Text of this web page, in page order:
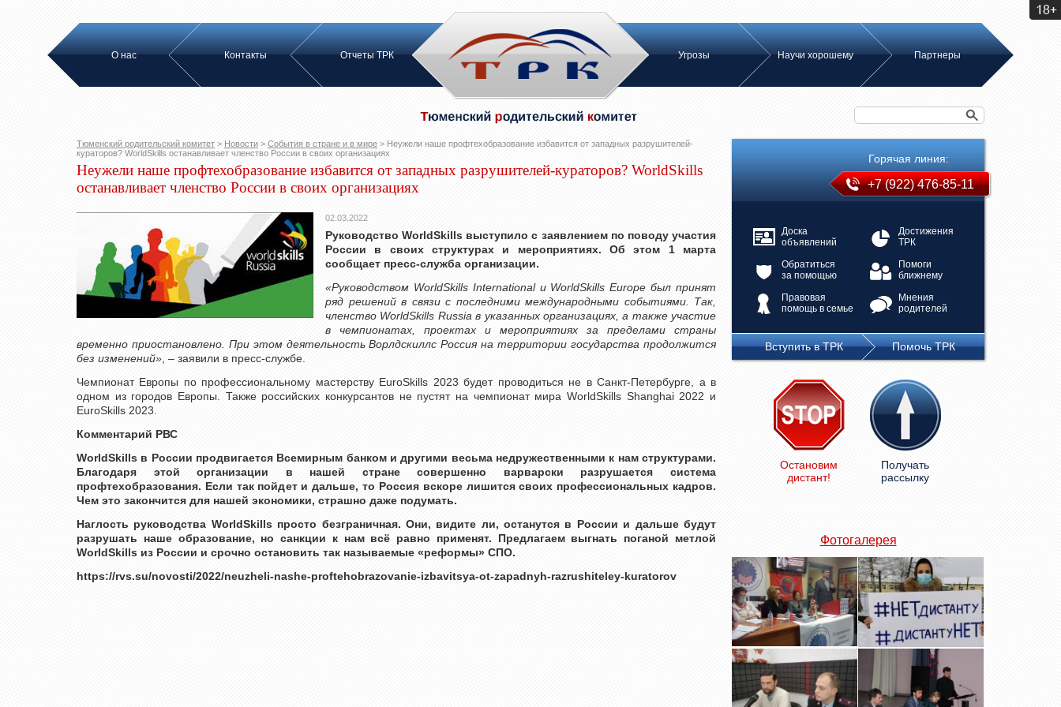
О нас Контакты Отчеты ТРК Угрозы Научи хорошему Партнеры
Тюменский родительский комитет > Новости > События в стране и в мире > Неужели наше профтехобразование избавится от западных разрушителей-
кураторов? WorldSkills останавливает членство России в своих организациях
Неужели наше профтехобразование избавится от западных разрушителей-кураторов? WorldSkills
останавливает членство России в своих организациях
02.03.2022
Руководство WorldSkills выступило с заявлением по поводу участия
России в своих структурах и мероприятиях. Об этом 1 марта
сообщает пресс-служба организации.
«Руководством WorldSkills International и WorldSkills Europe был принят
ряд решений в связи с последними международными событиями. Так,
членство WorldSkills Russia в указанных организациях, а также участие
в чемпионатах, проектах и мероприятиях за пределами страны
временно приостановлено. При этом деятельность Ворлдскиллс Россия на территории государства продолжится
без изменений» , – заявили в пресс-службе.
Чемпионат Европы по профессиональному мастерству EuroSkills 2023 будет проводиться не в Санкт-Петербурге, а в
одном из городов Европы. Также российских конкурсантов не пустят на чемпионат мира WorldSkills Shanghai 2022 и
EuroSkills 2023.
Комментарий РВС
WorldSkills в России продвигается Всемирным банком и другими весьма недружественными к нам структурами.
Благодаря этой организации в нашей стране совершенно варварски разрушается система
профтехобразования. Если так пойдет и дальше, то Россия вскоре лишится своих профессиональных кадров.
Чем это закончится для нашей экономики, страшно даже подумать.
Наглость руководства WorldSkills просто безграничная. Они, видите ли, останутся в России и дальше будут
разрушать наше образование, но санкции к нам всё равно применят. Предлагаем выгнать поганой метлой
WorldSkills из России и срочно остановить так называемые «реформы» СПО.
https://rvs.su/novosti/2022/neuzheli-nashe-proftehobrazovanie-izbavitsya-ot-zapadnyh-razrushiteley-kuratorov
Горячая линия:
+7 (922) 476-85-11
Доска
объявлений
Достижения
ТРК
Обратиться
за помощью
Помоги
ближнему
Правовая
помощь в семье
Мнения
родителей
Вступить в ТРК Помочь ТРК
Остановим
дистант!
Получать
рассылку
Фотогалерея